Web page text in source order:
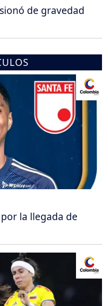
de gravedad
la llegada de